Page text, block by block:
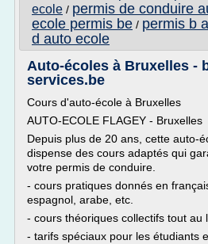
ecole / permis de conduire
ecole permis be / permis b
d auto ecole
Auto-écoles à Bruxelles -
services.be
Cours d'auto-école à Bruxelles
AUTO-ECOLE FLAGEY - Bruxelles
Depuis plus de 20 ans, cette auto-
dispense des cours adaptés qui
votre permis de conduire.
- cours pratiques donnés en
espagnol, arabe, etc.
- cours théoriques collectifs tout au
- tarifs spéciaux pour les étudiants